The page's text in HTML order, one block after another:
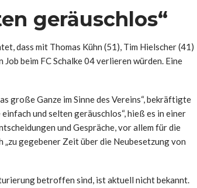
geräuschlos“
dass mit Thomas Kühn (51), Tim Hielscher (41)
beim FC Schalke 04 verlieren würden. Eine
große Ganze im Sinne des Vereins“, bekräftigte
und selten geräuschlos“, hieß es in einer
und Gespräche, vor allem für die
gegebener Zeit über die Neubesetzung von
betroffen sind, ist aktuell nicht bekannt.